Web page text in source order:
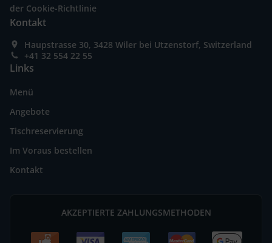
der Cookie-Richtlinie
Kontakt
Haupstrasse 30, 3428 Wiler bei Utzenstorf, Switzerland
+41 32 554 22 55
Links
Menü
Angebote
Tischreservierung
Im Voraus bestellen
Kontakt
AKZEPTIERTE ZAHLUNGSMETHODEN